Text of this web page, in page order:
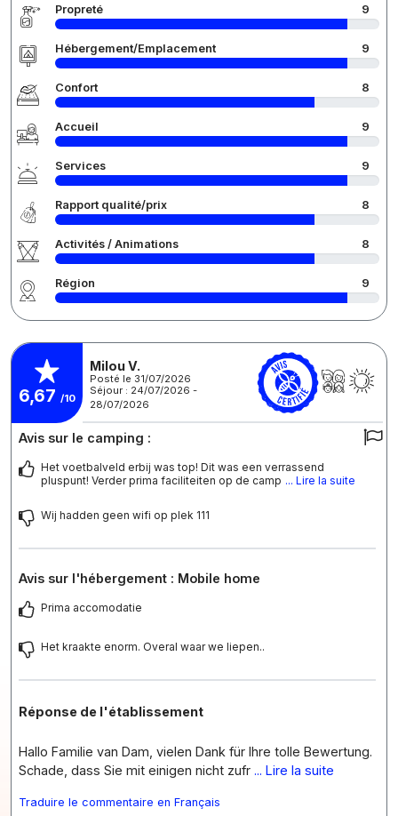
Propreté 9
Hébergement/Emplacement 9
Confort 8
Accueil 9
Services 9
Rapport qualité/prix 8
Activités / Animations 8
Région 9
6,67 /10
Milou V.
Posté le 31/07/2026
Séjour : 24/07/2026 -
28/07/2026
Avis sur le camping :
Het voetbalveld erbij was top! Dit was een verrassend
pluspunt! Verder prima faciliteiten op de camp ... Lire la suite
Wij hadden geen wifi op plek 111
Avis sur l'hébergement : Mobile home
Prima accomodatie
Het kraakte enorm. Overal waar we liepen..
Réponse de l'établissement
Hallo Familie van Dam, vielen Dank für Ihre tolle Bewertung.
Schade, dass Sie mit einigen nicht zufr ... Lire la suite
Traduire le commentaire en Français